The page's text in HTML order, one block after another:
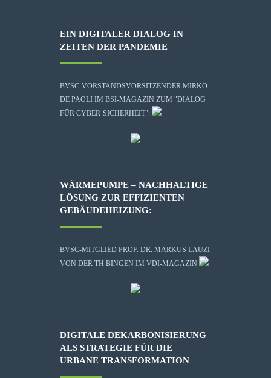
EIN DIGITALER DIALOG IN
ZEITEN DER PANDEMIE
BVSC-VORSTANDSVORSITZENDER MIRKO
DE PAOLI IM BSI-MAGAZIN ZUM "DIALOG
FÜR CYBER-SICHERHEIT":
WÄRMEPUMPE – NACHHALTIGE
LÖSUNG ZUR EFFIZIENTEN
GEBÄUDEHEIZUNG:
BVSC-MITGLIED PROF. DR. MARKUS LAUZI
VON DER TH BINGEN IM VDI-MAGAZIN
DIGITALE DEKARBONISIERUNG
ALS STRATEGIE FÜR DIE
URBANE TRANSFORMATION